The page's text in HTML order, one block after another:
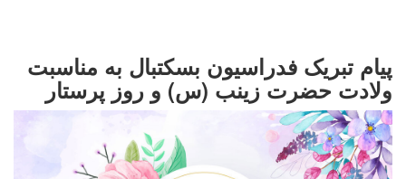
پیام تبریک فدراسیون بسکتبال به مناسبت
ولادت حضرت زینب (س) و روز پرستار